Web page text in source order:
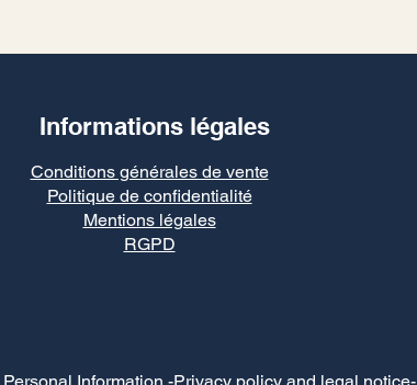
Informations légales
Conditions générales de vente
Politique de confidentialité
Mentions légales
RGPD